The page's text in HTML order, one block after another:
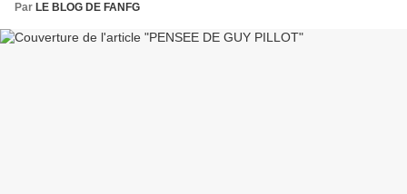
Par LE BLOG DE FANFG